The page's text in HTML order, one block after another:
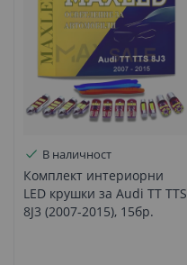
В наличност
Комплект интериорни
LED крушки за Audi TT TTS
8J3 (2007-2015), 15бр.